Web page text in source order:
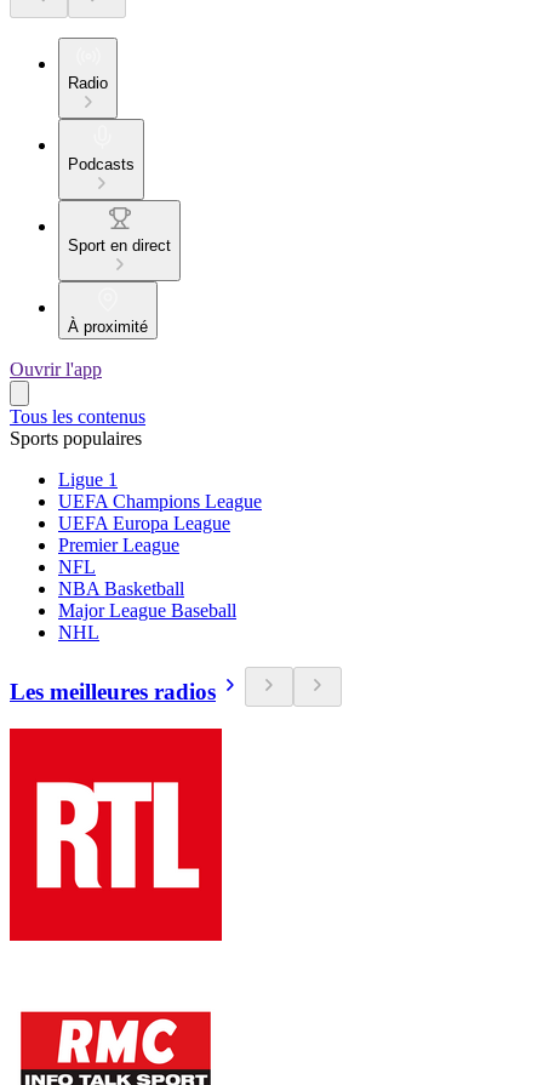
Radio
Podcasts
Sport en direct
À proximité
Ouvrir l'app
Tous les contenus
Sports populaires
Ligue 1
UEFA Champions League
UEFA Europa League
Premier League
NFL
NBA Basketball
Major League Baseball
NHL
Les meilleures radios